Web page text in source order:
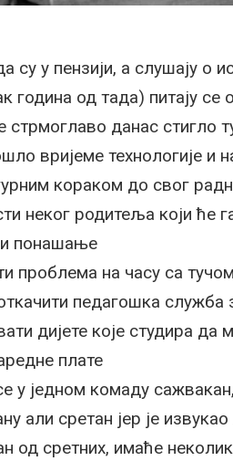
су у пензији, а слушају о
година од тада) питају
стрмоглаво данас стигло ту
вријеме технологије и
кораком до свог
неког родитеља који ће
понашање
проблема на часу са
педагошка служба
дијете које студира
плате
у једном комаду
али сретан јер је
од сретних, имаће